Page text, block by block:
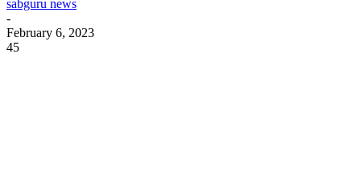
sabguru news
-
February 6, 2023
45